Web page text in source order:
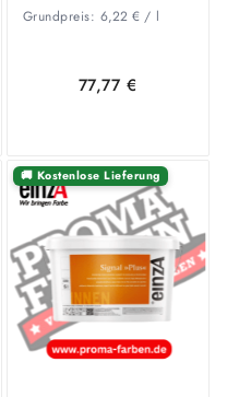
Grundpreis: 6,22 €/ l
77,77 €
🚚 Kostenlose Lieferung